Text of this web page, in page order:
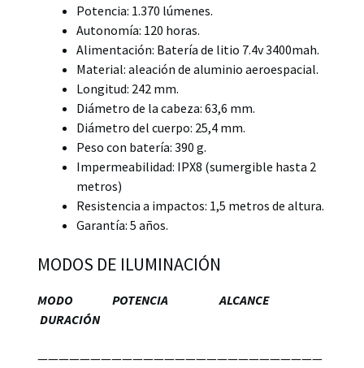
Potencia: 1.370 lúmenes.
Autonomía: 120 horas.
Alimentación: Batería de litio 7.4v 3400mah.
Material: aleación de aluminio aeroespacial.
Longitud: 242 mm.
Diámetro de la cabeza: 63,6 mm.
Diámetro del cuerpo: 25,4 mm.
Peso con batería: 390 g.
Impermeabilidad: IPX8 (sumergible hasta 2
metros)
Resistencia a impactos: 1,5 metros de altura.
Garantía: 5 años.
MODOS DE ILUMINACIÓN
MODO POTENCIA ALCANCE
DURACIÓN
———————————————————————————